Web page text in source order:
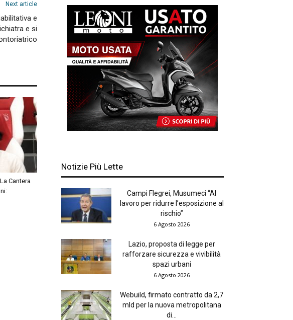
Next article
e
e si
Cantera
Notizie Più Lette
Campi Flegrei, Musumeci “Al
lavoro per ridurre l’esposizione al
rischio”
6 Agosto 2026
Lazio, proposta di legge per
rafforzare sicurezza e vivibilità
spazi urbani
6 Agosto 2026
Webuild, firmato contratto da 2,7
mld per la nuova metropolitana
di...